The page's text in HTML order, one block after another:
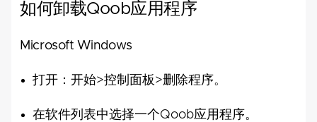
如何卸载Qoob应用程序
Microsoft Windows
打开：开始>控制面板>删除程序。
在软件列表中选择一个Qoob应用程序。